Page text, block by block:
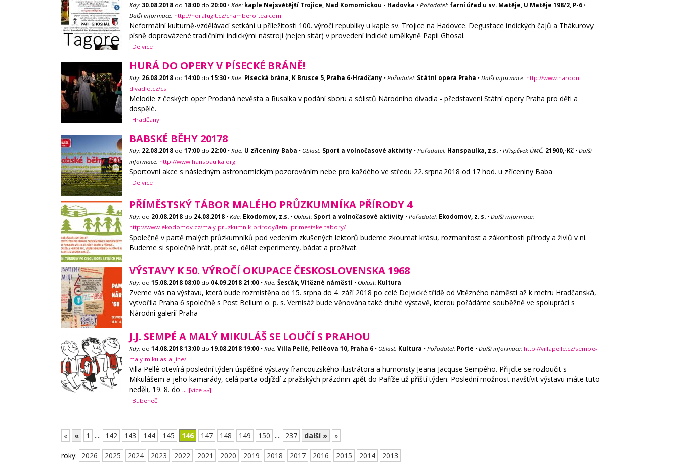
Kdy: 30.08.2018 od 18:00 do 20:00 • Kde: kaple Nejsvětější Trojice, Nad Komornickou - Hadovka • Pořadatel: farní úřad u sv. Matěje, U Matěje 198/2, P-6 •
Další informace: http://horafugit.cz/chamberoftea.com
Neformální kulturně-vzdělávací setkání u příležitosti 100. výročí republiky u kaple sv. Trojice na Hadovce. Degustace indických čajů a Thákurovy
písně doprovázené tradičními indickými nástroji (nejen sitár) v provedení indické umělkyně Papii Ghosal.
Dejvice
HURÁ DO OPERY V PÍSECKÉ BRÁNĚ!
Kdy: 26.08.2018 od 14:00 do 15:30 • Kde: Písecká brána, K Brusce 5, Praha 6-Hradčany • Pořadatel: Státní opera Praha • Další informace: http://www.narodni-
divadlo.cz/cs
Melodie z českých oper Prodaná nevěsta a Rusalka v podání sboru a sólistů Národního divadla - představení Státní opery Praha pro děti a
dospělé.
Hradčany
BABSKÉ BĚHY 20178
Kdy: 22.08.2018 od 17:00 do 22:00 • Kde: U zříceniny Baba • Oblast: Sport a volnočasové aktivity • Pořadatel: Hanspaulka, z.s. • Příspěvek ÚMČ: 21900,-Kč • Další
informace: http://www.hanspaulka.org
Sportovní akce s následným astronomickým pozorováním nebe pro každého ve středu 22. srpna 2018 od 17 hod. u zříceniny Baba
Dejvice
PŘÍMĚSTSKÝ TÁBOR MALÉHO PRŮZKUMNÍKA PŘÍRODY 4
Kdy: od 20.08.2018 do 24.08.2018 • Kde: Ekodomov, z.s. • Oblast: Sport a volnočasové aktivity • Pořadatel: Ekodomov, z. s. • Další informace:
http://www.ekodomov.cz/maly-pruzkumnik-prirody/letni-primestske-tabory/
Společně v partě malých průzkumníků pod vedením zkušených lektorů budeme zkoumat krásu, rozmanitost a zákonitosti přírody a živlů v ní.
Budeme si společně hrát, ptát se, dělat experimenty, bádat a prožívat.
VÝSTAVY K 50. VÝROČÍ OKUPACE ČESKOSLOVENSKA 1968
Kdy: od 15.08.2018 08:00 do 04.09.2018 21:00 • Kde: Šesťák, Vítězné náměstí • Oblast: Kultura
Zveme vás na výstavu, která bude rozmístěna od 15. srpna do 4. září 2018 po celé Dejvické třídě od Vítězného náměstí až k metru Hradčanská,
vytvořila Praha 6 společně s Post Bellum o. p. s. Vernisáž bude věnována také druhé výstavě, kterou pořádáme souběžně ve spolupráci s
Národní galerií Praha
J.J. SEMPÉ A MALÝ MIKULÁŠ SE LOUČÍ S PRAHOU
Kdy: od 14.08.2018 13:00 do 19.08.2018 19:00 • Kde: Villa Pellé, Pelléova 10, Praha 6 • Oblast: Kultura • Pořadatel: Porte • Další informace: http://villapelle.cz/sempe-
maly-mikulas-a-jine/
Villa Pellé otevírá poslední týden úspěšné výstavy francouzského ilustrátora a humoristy Jeana-Jacquse Sempého. Přijďte se rozloučit s
Mikulášem a jeho kamarády, celá parta odjíždí z pražských prázdnin zpět do Paříže už příští týden. Poslední možnost navštívit výstavu máte tuto
neděli, 19. 8. do ... [více »»]
Bubeneč
« « 1 .... 142 143 144 145 146 147 148 149 150 .... 237 další » »
roky: 2026 2025 2024 2023 2022 2021 2020 2019 2018 2017 2016 2015 2014 2013